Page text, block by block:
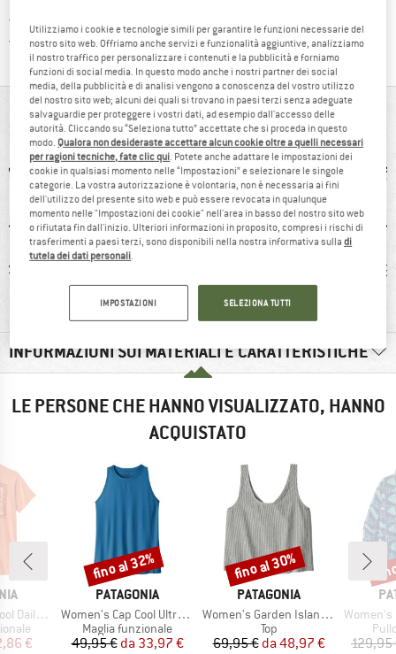
Tutela consumatori Trusted ShopsTrovi tutte le informazioni
IN BREVE
g
INFORMAZIONI SUI MATERIALI E CARATTERISTICHE
LE PERSONE CHE HANNO VISUALIZZATO, HANNO
ACQUISTATO
Rays
ridotto
€
MARCHIO
PATAGONIA
Articolo
Women's Cap Cool Ultra Tank
Gruppo di prodotti
Maglia funzionale
Prezzo
49,95 € Prezzo ridotto
da 33,97 €
Sconto
fino al 32%
MARCHIO
PATAGONIA
Articolo
Women's Garden Island Top
Gruppo di prodotti
Top
Prezzo
69,95 € Prezzo ridotto
da 48,97 €
Sconto
fino al 30%
Articolo
Women's Lightweight
129,95
Utilizziamo i cookie e tecnologie simili per garantire le funzioni necessarie del
nostro sito web. Offriamo anche servizi e funzionalità aggiuntive, analizziamo
il nostro traffico per personalizzare i contenuti e la pubblicità e forniamo
funzioni di social media. In questo modo anche i nostri partner dei social
media, della pubblicità e di analisi vengono a conoscenza del vostro utilizzo
del nostro sito web; alcuni dei quali si trovano in paesi terzi senza adeguate
salvaguardie per proteggere i vostri dati, ad esempio dall'accesso delle
autorità. Cliccando su “Seleziona tutto” accettate che si proceda in questo
modo. Qualora non desideraste accettare alcun cookie oltre a quelli necessari
per ragioni tecniche, fate clic qui. Potete anche adattare le impostazioni dei
cookie in qualsiasi momento nelle “Impostazioni” e selezionare le singole
categorie. La vostra autorizzazione è volontaria, non è necessaria ai fini
dell'utilizzo del presente sito web e può essere revocata in qualunque
momento nelle "Impostazioni dei cookie" nell'area in basso del nostro sito web
o rifiutata fin dall'inizio. Ulteriori informazioni in proposito, compresi i rischi di
trasferimenti a paesi terzi, sono disponibili nella nostra informativa sulladi
tutela dei dati personali.
IMPOSTAZIONI SELEZIONA TUTTI